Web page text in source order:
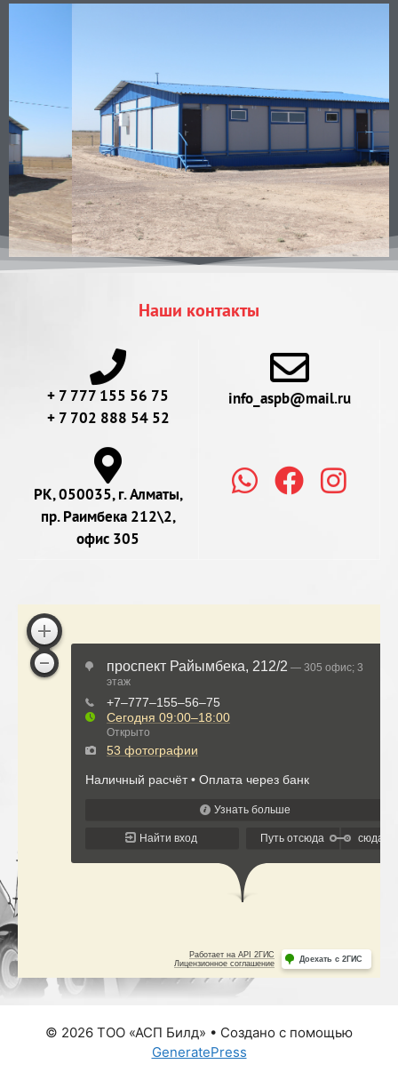
Наши контакты
+ 7 777 155 56 75
+ 7 702 888 54 52
РК, 050035, г. Алматы,
пр. Раимбека 212\2,
офис 305
info_aspb@mail.ru
© 2026 ТОО «АСП Билд» • Создано с помощью
GeneratePress